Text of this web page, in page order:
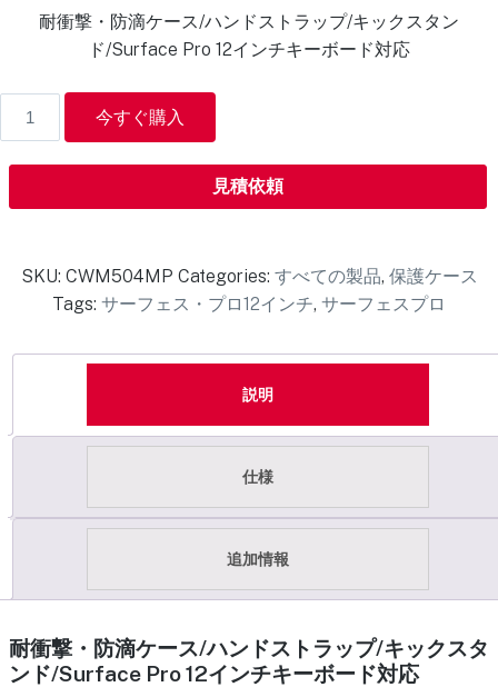
耐衝撃・防滴ケース/ハンドストラップ/キックスタン
ド/Surface Pro 12インチキーボード対応
今すぐ購入
見積依頼
SKU: CWM504MP Categories: すべての製品, 保護ケース
Tags: サーフェス・プロ12インチ, サーフェスプロ
説明
仕様
追加情報
耐衝撃・防滴ケース/ハンドストラップ/キックスタ
ンド/Surface Pro 12インチキーボード対応